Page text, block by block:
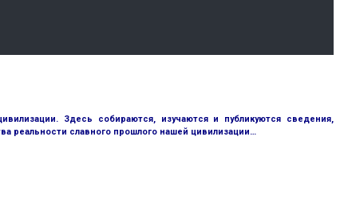
Здесь собираются, изучаются и публикуются сведения,
славного прошлого нашей цивилизации…